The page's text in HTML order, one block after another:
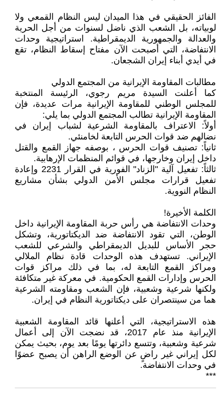
الفائز الحقيقي في هذا الميدان ليس النظام القمعي ولا
لوبياته، بل الشعب الذي ناضل لسنوات من أجل الحرية
والعدالة والجمهورية الديمقراطية. استراتيجية وحدات
الانتفاضة، التي أصبحت الآن مفتاح إسقاط النظام، تقع
في أيدي أبناء إيران الشجعان.
مطالبات المقاومة الإيرانية من المجتمع الدولي
كما أعلنت السيدة مريم رجوي، الرئيسة المنتخبة
للمجلس الوطني للمقاومة الإيرانية مرات عديدة، فإن
المقاومة الإيرانية تطالب المجتمع الدولي بما يلي:
أولاً: الاعتراف بالمقاومة الشرعية لشباب إيران في
نضالهم ضد قوات الحرس التابعة لخامنئي.
ثانياً: تصنيف قوات الحرس ، بوصفه جهاز القمع والقتل
داخل إيران وخارجها، في قوائم المنظمات الإرهابية.
ثالثاً: تفعيل آلية "الزناد" الفورية في القرار 2231 وإعادة
تفعيل قرارات مجلس الأمن الدولي بشأن مشاريع
النظام النووية.
الكلمة الأخيرة!
وحدات الانتفاضة هي رأس حربة المقاومة الإيرانية داخل
الوطن، التي تقود الانتفاضة ضد الديكتاتورية، وتشكل
حجر الأساس للبديل الديمقراطي والشرعي للشعب
الإيراني. تستهدف هذه الوحدات قادة نظام الملالي
ومراكز القمع التابعة له، بما في ذلك مراكز قوات
الحرس وإدارات القمع الحكومية. في معركة غير متكافئة
ولكنها شرعية وشعبية، فإن الشعب ومقاومته الشرعية
هما من سينتصران على ديكتاتورية النظام في إيران.
هذه الاستراتيجية، التي أعلنها قائد المقاومة الشعبية
الإيرانية منذ عام 2017، قد نضجت الآن إلى أعمال
شرعية وشعبية، وتتسع دائرتها يومًا بعد يوم، بحيث يمكن
لكل إيراني غير راضٍ عن الوضع الراهن أن يصبح عضوًا
في وحدات الانتفاضة.
***